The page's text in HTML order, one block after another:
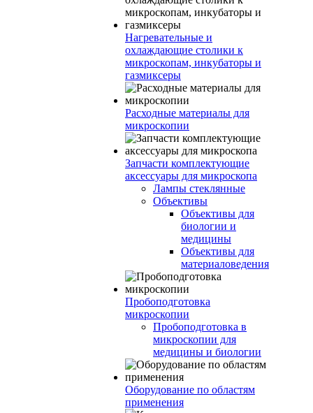
Нагревательные и
охлаждающие столики к
микроскопам, инкубаторы и
газмиксеры
Расходные материалы для
микроскопии
Запчасти комплектующие
аксессуары для микроскопа
Лампы стеклянные
Объективы
Объективы для
биологии и
медицины
Объективы для
материаловедения
Пробоподготовка
микроскопии
Пробоподготовка в
микроскопии для
медицины и биологии
Оборудование по областям
применения